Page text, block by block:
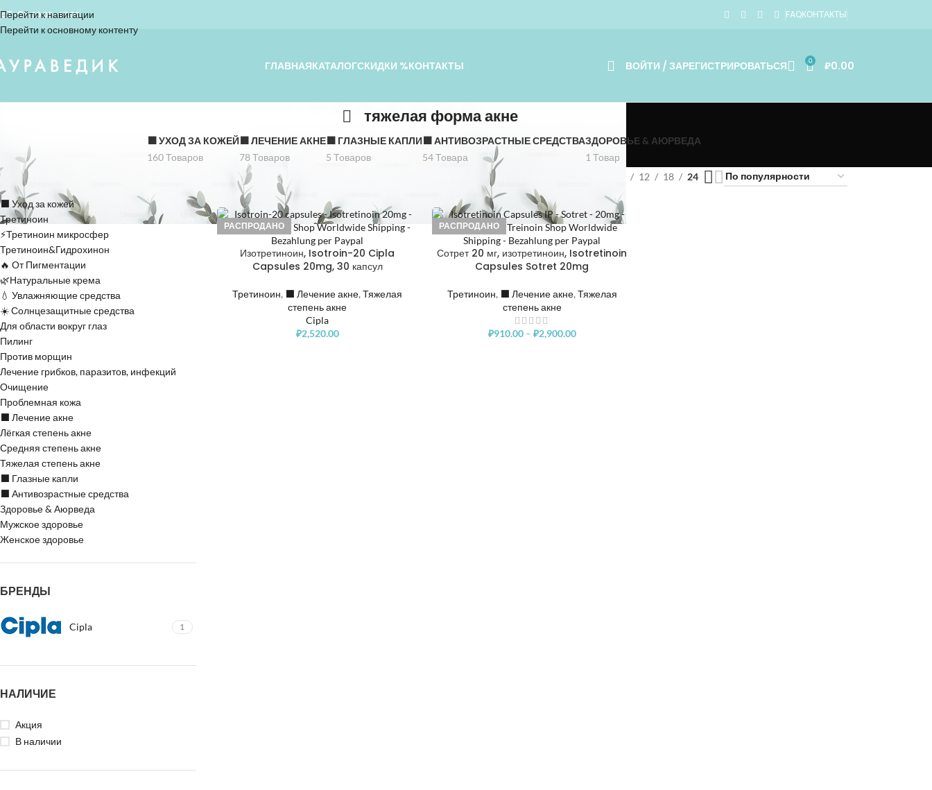
Перейти к навигации
Перейти к основному контенту
ВТ - СБ 10.00 - 17.00 FAQКОНТАКТЫ
ГЛАВНАЯКАТАЛОГСКИДКИ %КОНТАКТЫ ВОЙТИ / ЗАРЕГИСТРИРОВАТЬСЯ 0 ₽0.00
тяжелая форма акне
⬛️ УХОД ЗА КОЖЕЙ
160 Товаров
⬛️ ЛЕЧЕНИЕ АКНЕ
78 Товаров
⬛️ ГЛАЗНЫЕ КАПЛИ
5 Товаров
⬛️ АНТИВОЗРАСТНЫЕ СРЕДСТВА
54 Товара
ЗДОРОВЬЕ & АЮРВЕДА
1 Товар
КАТЕГОРИИ
⬛️ Уход за кожей
Третиноин
⚡Третиноин микросфер
Третиноин&Гидрохинон
🔥 От Пигментации
🌿Натуральные крема
💧 Увлажняющие средства
☀️ Солнцезащитные средства
Для области вокруг глаз
Пилинг
Против морщин
Лечение грибков, паразитов, инфекций
Очищение
Проблемная кожа
⬛️ Лечение акне
Лёгкая степень акне
Средняя степень акне
Тяжелая степень акне
⬛️ Глазные капли
⬛️ Антивозрастные средства
Здоровье & Аюрведа
Мужское здоровье
Женское здоровье
БРЕНДЫ
Cipla 1
НАЛИЧИЕ
Акция
В наличии
Home »тяжелая форма акне 12 18 24
РАСПРОДАНО
Изотретиноин, Isotroin-20 Cipla
Capsules 20mg, 30 капсул
Третиноин, ⬛️ Лечение акне,Тяжелая
степень акне
Cipla
₽2,520.00
РАСПРОДАНО
Сотрет 20 мг, изотретиноин, Isotretinoin
Capsules Sotret 20mg
Третиноин, ⬛️ Лечение акне, Тяжелая
степень акне
₽910.00 – ₽2,900.00